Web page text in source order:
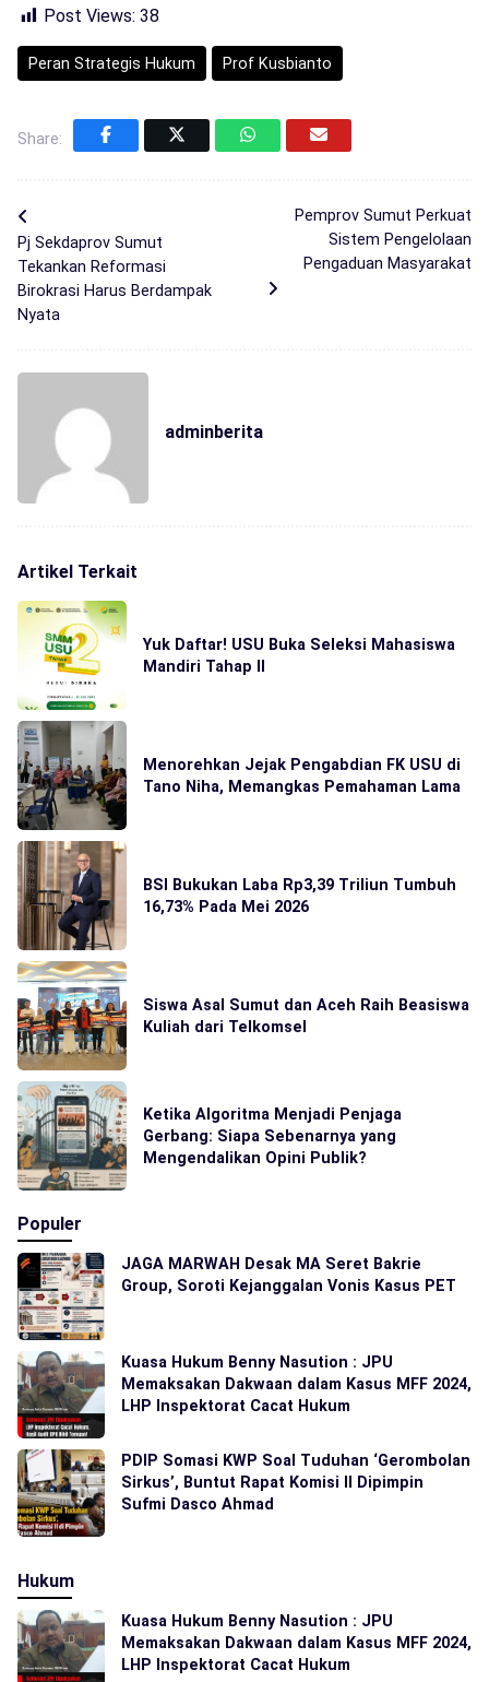
Post Views: 38
Peran Strategis Hukum Prof Kusbianto
Share:
Pj Sekdaprov Sumut
Tekankan Reformasi
Birokrasi Harus Berdampak
Nyata
Pemprov Sumut Perkuat
Sistem Pengelolaan
Pengaduan Masyarakat
adminberita
Artikel Terkait
Yuk Daftar! USU Buka Seleksi Mahasiswa
Mandiri Tahap II
Menorehkan Jejak Pengabdian FK USU di
Tano Niha, Memangkas Pemahaman Lama
BSI Bukukan Laba Rp3,39 Triliun Tumbuh
16,73% Pada Mei 2026
Siswa Asal Sumut dan Aceh Raih Beasiswa
Kuliah dari Telkomsel
Ketika Algoritma Menjadi Penjaga
Gerbang: Siapa Sebenarnya yang
Mengendalikan Opini Publik?
Populer
JAGA MARWAH Desak MA Seret Bakrie
Group, Soroti Kejanggalan Vonis Kasus PET
Kuasa Hukum Benny Nasution : JPU
Memaksakan Dakwaan dalam Kasus MFF 2024,
LHP Inspektorat Cacat Hukum
PDIP Somasi KWP Soal Tuduhan ‘Gerombolan
Sirkus’, Buntut Rapat Komisi II Dipimpin
Sufmi Dasco Ahmad
Hukum
Kuasa Hukum Benny Nasution : JPU
Memaksakan Dakwaan dalam Kasus MFF 2024,
LHP Inspektorat Cacat Hukum